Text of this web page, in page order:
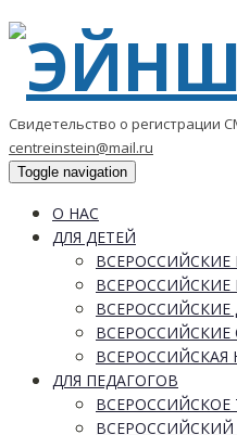
Свидетельство о регистрации
centreinstein@mail.ru
Toggle navigation
О НАС
ДЛЯ ДЕТЕЙ
ДЛЯ ПЕДАГОГОВ